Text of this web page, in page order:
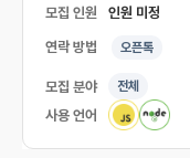
모집 인원 인원 미정
연락 방법 오픈톡
모집 분야 전체
사용 언어